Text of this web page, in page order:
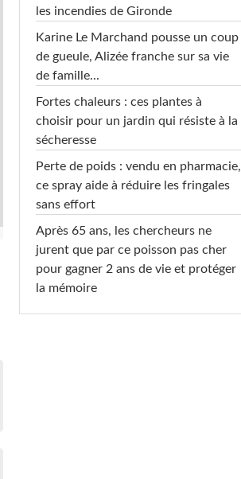
les incendies de Gironde
Karine Le Marchand pousse un coup
de gueule, Alizée franche sur sa vie
de famille...
Fortes chaleurs : ces plantes à
choisir pour un jardin qui résiste à la
sécheresse
Perte de poids : vendu en pharmacie,
ce spray aide à réduire les fringales
sans effort
Après 65 ans, les chercheurs ne
jurent que par ce poisson pas cher
pour gagner 2 ans de vie et protéger
la mémoire